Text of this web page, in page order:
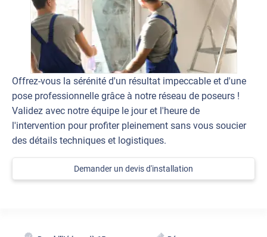
Offrez-vous la sérénité d'un résultat impeccable et d'une
pose professionnelle grâce à notre réseau de poseurs !
Validez avec notre équipe le jour et l'heure de
l'intervention pour profiter pleinement sans vous soucier
des détails techniques et logistiques.
Demander un devis d'installation